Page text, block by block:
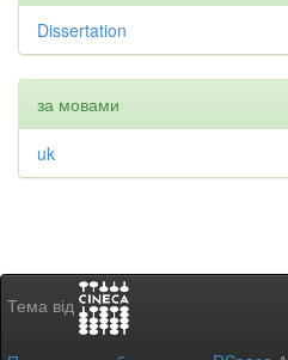
Dissertation
за мовами
uk
Тема від